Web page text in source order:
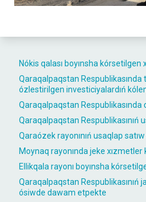
Nókis qalası boyınsha kórsetilgen
Qaraqalpaqstan Respublikasında
ózlestirilgen investiciyalardıń
Qaraqalpaqstan Respublikasında
Qaraqalpaqstan Respublikasınıń
Qaraózek rayonınıń usaqlap
Moynaq rayonında jeke xızmetler
Ellikqala rayonı boyınsha
Qaraqalpaqstan Respublikasınıń
ósiwde dawam etpekte